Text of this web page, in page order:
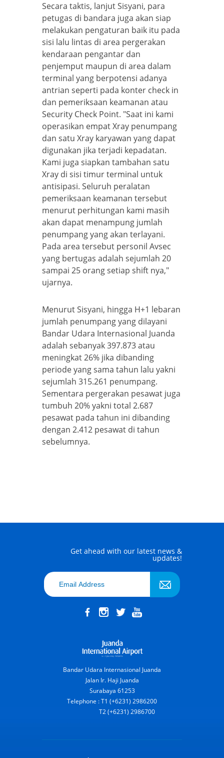
Secara taktis, lanjut Sisyani, para
petugas di bandara juga akan siap
melakukan pengaturan baik itu pada
sisi lalu lintas di area pergerakan
kendaraan pengantar dan
penjemput maupun di area dalam
terminal yang berpotensi adanya
antrian seperti pada konter check in
dan pemeriksaan keamanan atau
Security Check Point. "Saat ini kami
operasikan empat Xray penumpang
dan satu Xray karyawan yang dapat
digunakan jika terjadi kepadatan.
Kami juga siapkan tambahan satu
Xray di sisi timur terminal untuk
antisipasi. Seluruh peralatan
pemeriksaan keamanan tersebut
menurut perhitungan kami masih
akan dapat menampung jumlah
penumpang yang akan terlayani.
Pada area tersebut personil Avsec
yang bertugas adalah sejumlah 20
sampai 25 orang setiap shift nya,"
ujarnya.
Menurut Sisyani, hingga H+1 lebaran
jumlah penumpang yang dilayani
Bandar Udara Internasional Juanda
adalah sebanyak 397.873 atau
meningkat 26% jika dibanding
periode yang sama tahun lalu yakni
sejumlah 315.261 penumpang.
Sementara pergerakan pesawat juga
tumbuh 20% yakni total 2.687
pesawat pada tahun ini dibanding
dengan 2.412 pesawat di tahun
sebelumnya.
Get ahead with our latest news &
updates!
Bandar Udara Internasional Juanda
Jalan Ir. Haji Juanda
Surabaya 61253
Telephone : T1 (+6231) 2986200
T2 (+6231) 2986700